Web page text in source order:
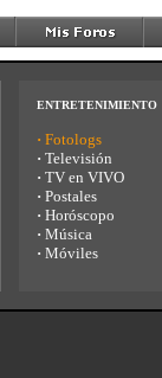
ENTRETENIMIENTO
· Fotologs
· Televisión
· TV en VIVO
· Postales
· Horóscopo
· Música
· Móviles